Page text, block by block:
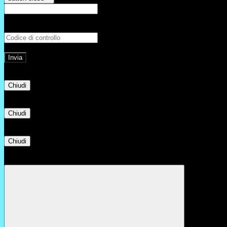
Chiudi
Chiudi
Chiudi